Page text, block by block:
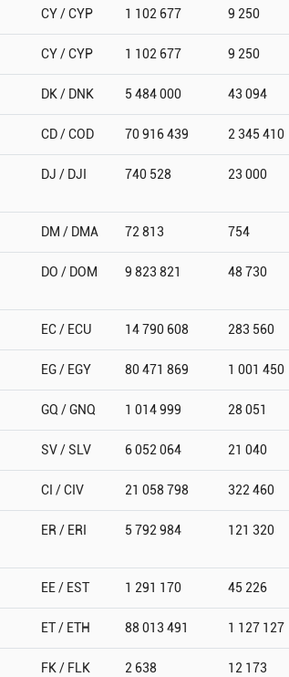
CY / CYP 1 102 677 9 250
CY / CYP 1 102 677 9 250
DK / DNK 5 484 000 43 094
CD / COD 70 916 439 2 345 410
DJ / DJI 740 528 23 000
DM / DMA 72 813 754
DO / DOM 9 823 821 48 730
EC / ECU 14 790 608 283 560
EG / EGY 80 471 869 1 001 450
GQ / GNQ 1 014 999 28 051
SV / SLV 6 052 064 21 040
CI / CIV 21 058 798 322 460
ER / ERI 5 792 984 121 320
EE / EST 1 291 170 45 226
ET / ETH 88 013 491 1 127 127
FK / FLK 2 638 12 173